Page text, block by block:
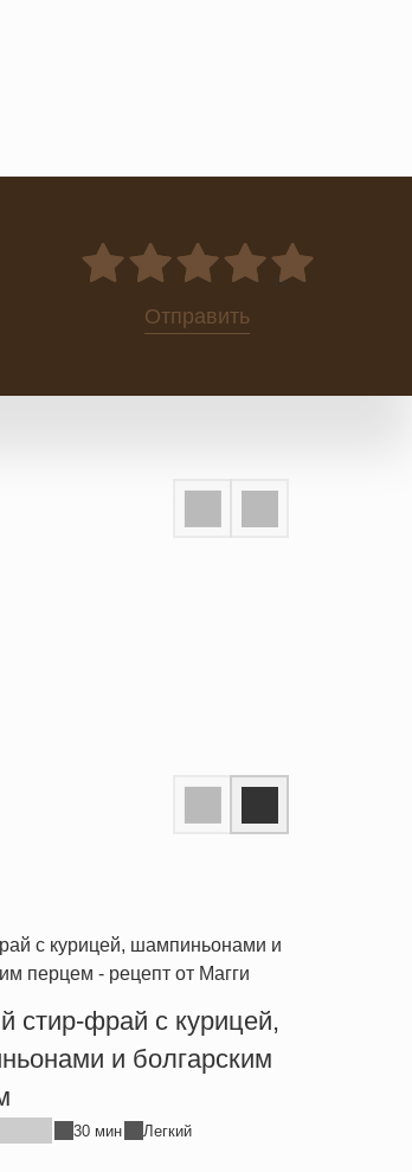
0
Отправить
стир-фрай с курицей,
и болгарским
30 мин Легкий